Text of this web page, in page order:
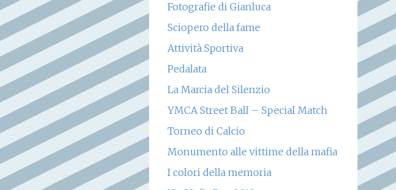
Fotografie di Gianluca
Sciopero della fame
Attività Sportiva
Pedalata
La Marcia del Silenzio
YMCA Street Ball – Special Match
Torneo di Calcio
Monumento alle vittime della mafia
I colori della memoria